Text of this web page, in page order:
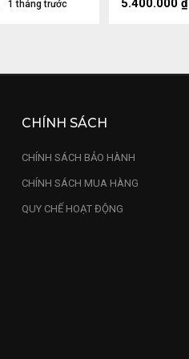
1 tháng trước 5.400.000 ₫
CHÍNH SÁCH
CHÍNH SÁCH BẢO HÀNH
CHÍNH SÁCH MUA HÀNG
QUY CHẾ HOẠT ĐỘNG